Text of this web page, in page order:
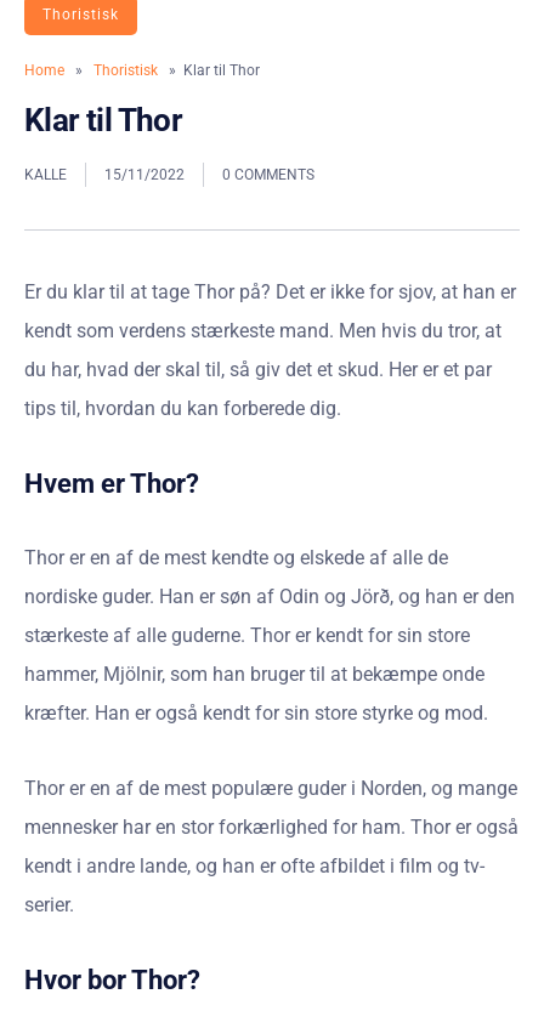
Thoristisk
Home » Thoristisk » Klar til Thor
Klar til Thor
KALLE 15/11/2022 0 COMMENTS
Er du klar til at tage Thor på? Det er ikke for sjov, at han er
kendt som verdens stærkeste mand. Men hvis du tror, at
du har, hvad der skal til, så giv det et skud. Her er et par
tips til, hvordan du kan forberede dig.
Hvem er Thor?
Thor er en af de mest kendte og elskede af alle de
nordiske guder. Han er søn af Odin og Jörð, og han er den
stærkeste af alle guderne. Thor er kendt for sin store
hammer, Mjölnir, som han bruger til at bekæmpe onde
kræfter. Han er også kendt for sin store styrke og mod.
Thor er en af de mest populære guder i Norden, og mange
mennesker har en stor forkærlighed for ham. Thor er også
kendt i andre lande, og han er ofte afbildet i film og tv-
serier.
Hvor bor Thor?